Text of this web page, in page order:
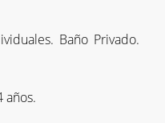
Baño Privado.
años.